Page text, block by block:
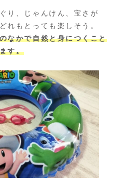
り、じゃんけん、宝さが
れもとっても楽しそう。
なかで自然と身につくこと
す。